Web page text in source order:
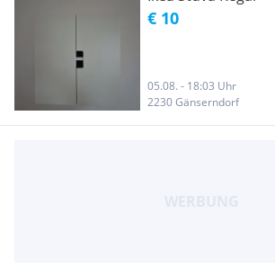
€ 10
05.08. - 18:03 Uhr
2230 Gänserndorf